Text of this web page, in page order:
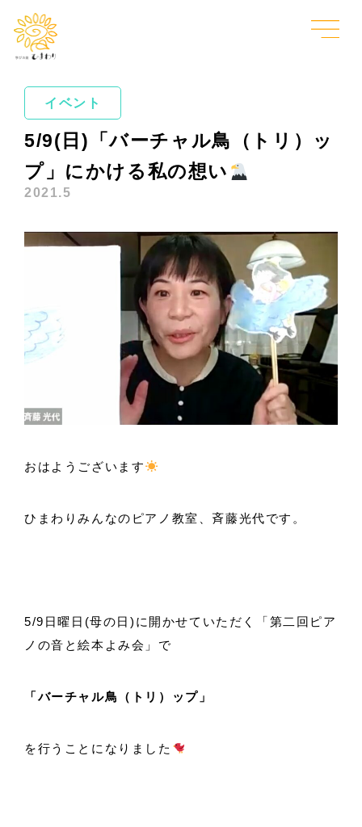
イベント
5/9(日)「バーチャル鳥（トリ）ッ
プ」にかける私の想い
2021.5
おはようございます
ひまわりみんなのピアノ教室、斉藤光代です。
5/9日曜日(母の日)に開かせていただく「第二回ピア
ノの音と絵本よみ会」で
「バーチャル鳥（トリ）ップ」
を行うことになりました